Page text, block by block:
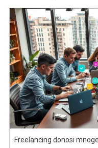
Freelancing donosi